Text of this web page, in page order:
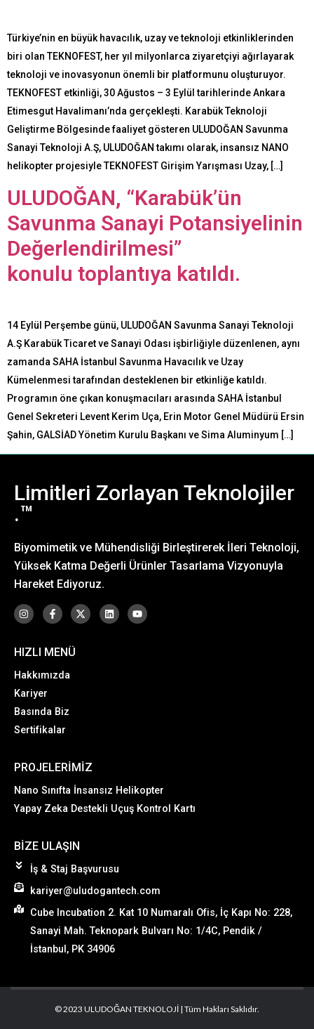
Türkiye’nin en büyük havacılık, uzay ve teknoloji etkinliklerinden
biri olan TEKNOFEST, her yıl milyonlarca ziyaretçiyi ağırlayarak
teknoloji ve inovasyonun önemli bir platformunu oluşturuyor.
TEKNOFEST etkinliği, 30 Ağustos – 3 Eylül tarihlerinde Ankara
Etimesgut Havalimanı’nda gerçekleşti. Karabük Teknoloji
Geliştirme Bölgesinde faaliyet gösteren ULUDOĞAN Savunma
Sanayi Teknoloji A.Ş, ULUDOĞAN takımı olarak, insansız NANO
helikopter projesiyle TEKNOFEST Girişim Yarışması Uzay, […]
ULUDOĞAN, “Karabük’ün
Savunma Sanayi Potansiyelinin
Değerlendirilmesi”
konulu toplantıya katıldı.
14 Eylül Perşembe günü, ULUDOĞAN Savunma Sanayi Teknoloji
A.Ş Karabük Ticaret ve Sanayi Odası işbirliğiyle düzenlenen, aynı
zamanda SAHA İstanbul Savunma Havacılık ve Uzay
Kümelenmesi tarafından desteklenen bir etkinliğe katıldı.
Programın öne çıkan konuşmacıları arasında SAHA İstanbul
Genel Sekreteri Levent Kerim Uça, Erin Motor Genel Müdürü Ersin
Şahin, GALSİAD Yönetim Kurulu Başkanı ve Sima Aluminyum […]
Limitleri Zorlayan Teknolojiler
.™
Biyomimetik ve Mühendisliği Birleştirerek İleri Teknoloji,
Yüksek Katma Değerli Ürünler Tasarlama Vizyonuyla
Hareket Ediyoruz.
HIZLI MENÜ
Hakkımızda
Kariyer
Basında Biz
Sertifikalar
PROJELERIMIZ
Nano Sınıfta İnsansız Helikopter
Yapay Zeka Destekli Uçuş Kontrol Kartı
BIZE ULAŞIN
İş & Staj Başvurusu
kariyer@uludogantech.com
Cube Incubation 2. Kat 10 Numaralı Ofis, İç Kapı No: 228,
Sanayi Mah. Teknopark Bulvarı No: 1/4C, Pendik /
İstanbul, PK 34906
© 2023 ULUDOĞAN TEKNOLOJİ | Tüm Hakları Saklıdır.